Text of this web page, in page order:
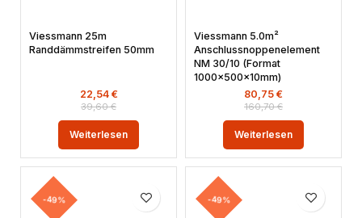
Viessmann 25m
Randdämmstreifen 50mm
39,60€
22,54 €
Weiterlesen
Viessmann 5.0m²
Anschlussnoppenelement
NM 30/10 (Format
1000x500x10mm)
160,70€
80,75 €
Weiterlesen
-49% -49%